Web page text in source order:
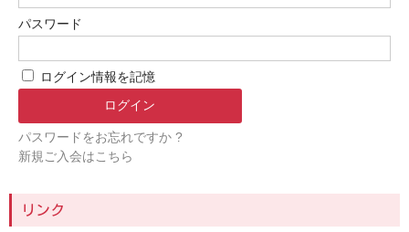
パスワード
ログイン情報を記憶
パスワードをお忘れですか ?
新規ご入会はこちら
リンク